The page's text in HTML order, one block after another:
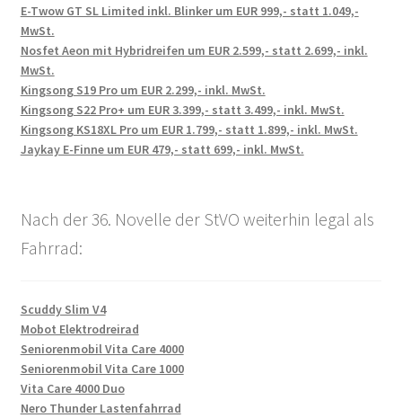
E-Twow GT SL Limited inkl. Blinker um EUR 999,- statt 1.049,-
MwSt.
Nosfet Aeon mit Hybridreifen um EUR 2.599,- statt 2.699,- inkl.
MwSt.
Kingsong S19 Pro um EUR 2.299,- inkl. MwSt.
Kingsong S22 Pro+ um EUR 3.399,- statt 3.499,- inkl. MwSt.
Kingsong KS18XL Pro um EUR 1.799,- statt 1.899,- inkl. MwSt.
Jaykay E-Finne um EUR 479,- statt 699,- inkl. MwSt.
Nach der 36. Novelle der StVO weiterhin legal als
Fahrrad:
Scuddy Slim V4
Mobot Elektrodreirad
Seniorenmobil Vita Care 4000
Seniorenmobil Vita Care 1000
Vita Care 4000 Duo
Nero Thunder Lastenfahrrad